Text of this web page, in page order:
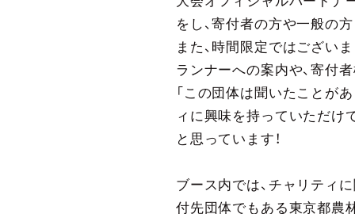
をし、寄付者の方や一般の
また、時間限定ではござい
ランナーへの案内や、寄付
「この団体は聞いたことが
ィに興味を持っていただけ
と思っています！
ブース内では、チャリティ
付先団体でもある東京都農